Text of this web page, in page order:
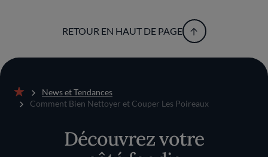
RETOUR EN HAUT DE PAGE
Accueil
News et Tendances
Comment Bien Nettoyer et Couper Les Poireaux
Découvrez votre